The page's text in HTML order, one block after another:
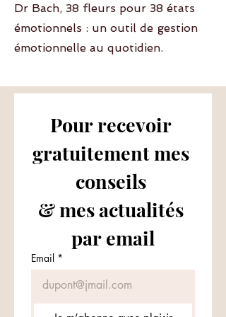
Dr Bach, 38 fleurs pour 38 états
émotionnels : un outil de gestion
émotionnelle au quotidien.
Pour recevoir
gratuitement mes
conseils
& mes actualités
par email
Email *